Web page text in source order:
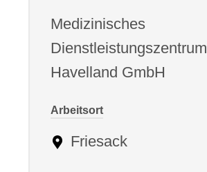
Medizinisches
Dienstleistungszentrum
Havelland GmbH
Arbeitsort
Friesack